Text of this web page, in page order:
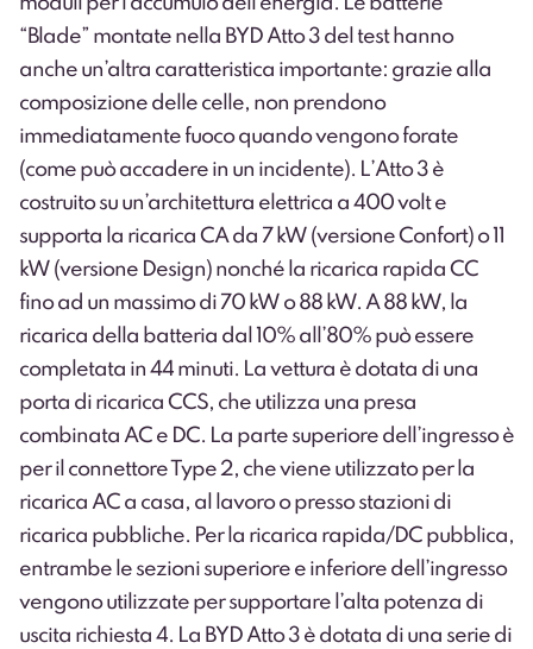
“Blade” montate nella BYD Atto 3 del test hanno
anche un’altra caratteristica importante: grazie alla
composizione delle celle, non prendono
immediatamente fuoco quando vengono forate
(come può accadere in un incidente). L’Atto 3 è
costruito su un’architettura elettrica a 400 volt e
supporta la ricarica CA da 7 kW (versione Confort) o 11
kW (versione Design) nonché la ricarica rapida CC
fino ad un massimo di 70 kW o 88 kW. A 88 kW, la
ricarica della batteria dal 10% all’80% può essere
completata in 44 minuti. La vettura è dotata di una
porta di ricarica CCS, che utilizza una presa
combinata AC e DC. La parte superiore dell’ingresso è
per il connettore Type 2, che viene utilizzato per la
ricarica AC a casa, al lavoro o presso stazioni di
ricarica pubbliche. Per la ricarica rapida/DC pubblica,
entrambe le sezioni superiore e inferiore dell’ingresso
vengono utilizzate per supportare l’alta potenza di
uscita richiesta 4. La BYD Atto 3 è dotata di una serie di